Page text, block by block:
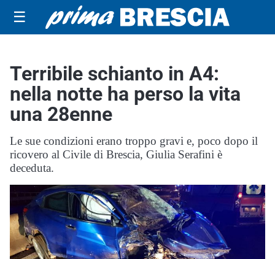
☰
Terribile schianto in A4:
nella notte ha perso la vita
una 28enne
Le sue condizioni erano troppo gravi e, poco dopo il
ricovero al Civile di Brescia, Giulia Serafini è
deceduta.